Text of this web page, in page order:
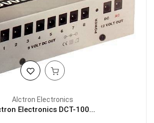
Alctron Electronics
Electronics DCT-100...